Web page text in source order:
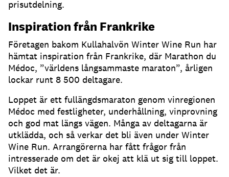
prisutdelning.
Inspiration från Frankrike
Företagen bakom Kullahalvön Winter Wine Run har
hämtat inspiration från Frankrike, där Marathon du
Médoc, ”världens långsammaste maraton”, årligen
lockar runt 8 500 deltagare.
Loppet är ett fullängdsmaraton genom vinregionen
Médoc med festligheter, underhållning, vinprovning
och god mat längs vägen. Många av deltagarna är
utklädda, och så verkar det bli även under Winter
Wine Run. Arrangörerna har fått frågor från
intresserade om det är okej att klä ut sig till loppet.
Vilket det är.